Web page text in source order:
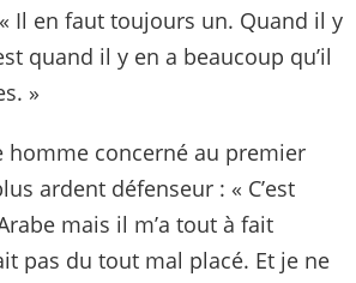
Il en faut toujours un. Quand il y
quand il y en a beaucoup qu’il
»
homme concerné au premier
ardent défenseur : « C’est
mais il m’a tout à fait
pas du tout mal placé. Et je ne